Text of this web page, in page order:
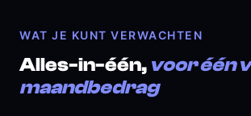
WAT JE KUNT VERWACHTEN
Alles-in-één, voor één
maandbedrag